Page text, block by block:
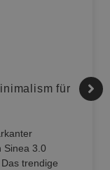
für
Sinea 3.0
trendige